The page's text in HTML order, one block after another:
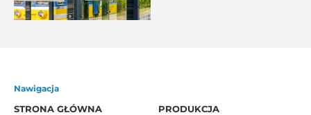
Nawigacja
STRONA GŁÓWNA
PRODUKCJA